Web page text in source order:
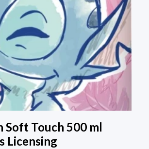
Soft Touch 500 ml
Licensing